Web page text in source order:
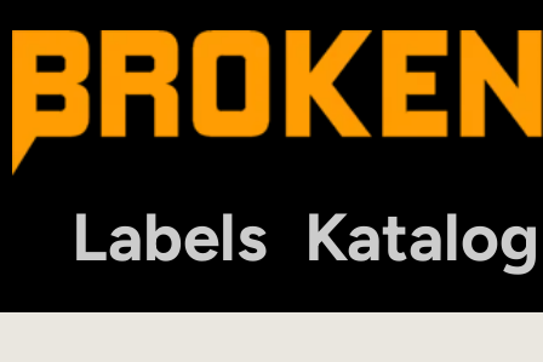
Labels Katalog